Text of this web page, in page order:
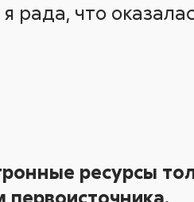
рада, что
ресурсы